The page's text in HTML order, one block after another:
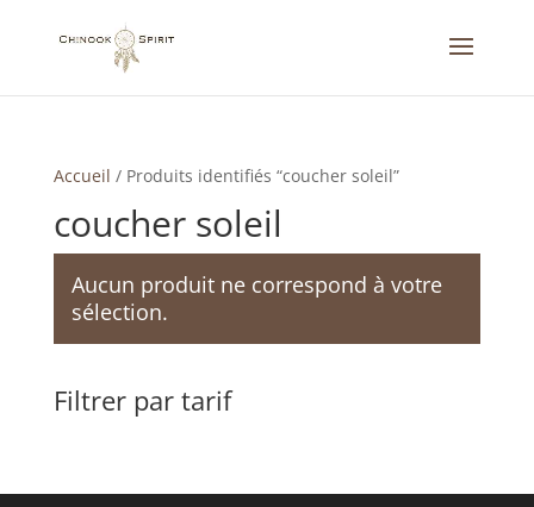
Accueil / Produits identifiés “coucher soleil”
coucher soleil
Aucun produit ne correspond à votre
sélection.
Filtrer par tarif